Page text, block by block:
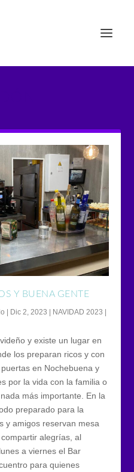
Y BUENA GENTE
| Dic 2, 2023 | NAVIDAD 2023 |
y existe un lugar en
los preparan ricos y con
en Nochebuena y
por la vida con la familia o
más importante. En la
preparado para la
y amigos reservan mesa
alegrías, al
a viernes el Bar
para quienes